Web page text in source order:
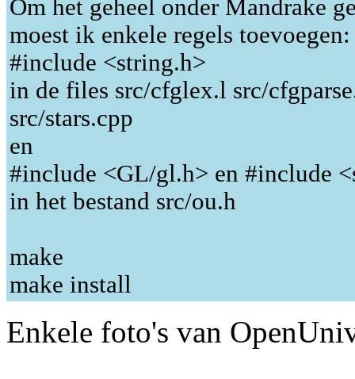
Om het geheel onder Mandrake
moest ik enkele regels toevoegen:
#include <string.h>
in de files src/cfglex.l src/
src/stars.cpp
en
#include <GL/gl.h> en #include
in het bestand src/ou.h
make
make install
Enkele foto's van